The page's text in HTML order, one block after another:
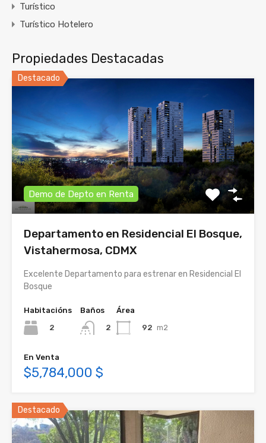
Turístico
Turístico Hotelero
Propiedades Destacadas
Destacado
Demo de Depto en Renta
Departamento en Residencial El Bosque,
Vistahermosa, CDMX
Excelente Departamento para estrenar en Residencial El
Bosque
Habitacións
2
Baños
2
Área
92 m2
En Venta
$5,784,000 $
Destacado